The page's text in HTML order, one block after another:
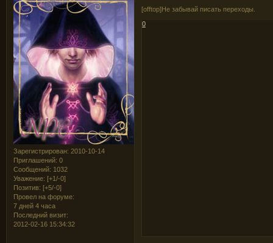
Зарегистрирован: 2010-10-14
Приглашений: 0
Сообщений: 1032
Уважение: [+1/-0]
Позитив: [+5/-0]
Провел на форуме:
7 дней 4 часа
Последний визит:
2012-02-16 15:34:32
[offtop]Не забывай писать переходы.
0